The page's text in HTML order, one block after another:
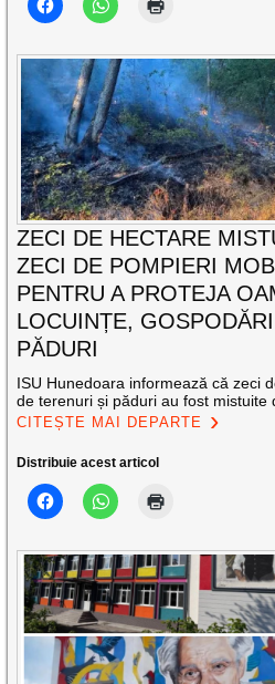
ZECI DE HECTARE
ZECI DE POMPIERI
PENTRU A PROTEJA
LOCUINȚE,
PĂDURI
ISU Hunedoara informează că zeci
de terenuri și păduri au fost mistuite
CITEȘTE MAI DEPARTE
Distribuie acest articol